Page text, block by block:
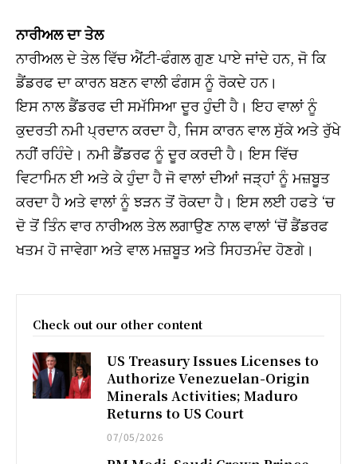
ਨਾਰੀਅਲ ਦਾ ਤੇਲ
ਨਾਰੀਅਲ ਦੇ ਤੇਲ ਵਿੱਚ ਐਂਟੀ-ਫੰਗਲ ਗੁਣ ਪਾਏ ਜਾਂਦੇ ਹਨ, ਜੋ ਕਿ
ਡੈਂਡਰਫ ਦਾ ਕਾਰਨ ਬਣਨ ਵਾਲੀ ਫੰਗਸ ਨੂੰ ਰੋਕਦੇ ਹਨ।
ਇਸ ਨਾਲ ਡੈਂਡਰਫ ਦੀ ਸਮੱਸਿਆ ਦੂਰ ਹੁੰਦੀ ਹੈ। ਇਹ ਵਾਲਾਂ ਨੂੰ
ਕੁਦਰਤੀ ਨਮੀ ਪ੍ਰਦਾਨ ਕਰਦਾ ਹੈ, ਜਿਸ ਕਾਰਨ ਵਾਲ ਸੁੱਕੇ ਅਤੇ ਰੁੱਖੇ
ਨਹੀਂ ਰਹਿੰਦੇ। ਨਮੀ ਡੈਂਡਰਫ ਨੂੰ ਦੂਰ ਕਰਦੀ ਹੈ। ਇਸ ਵਿੱਚ
ਵਿਟਾਮਿਨ ਈ ਅਤੇ ਕੇ ਹੁੰਦਾ ਹੈ ਜੋ ਵਾਲਾਂ ਦੀਆਂ ਜੜ੍ਹਾਂ ਨੂੰ ਮਜ਼ਬੂਤ
ਕਰਦਾ ਹੈ ਅਤੇ ਵਾਲਾਂ ਨੂੰ ਝੜਨ ਤੋਂ ਰੋਕਦਾ ਹੈ। ਇਸ ਲਈ ਹਫਤੇ ‘ਚ
ਦੋ ਤੋਂ ਤਿੰਨ ਵਾਰ ਨਾਰੀਅਲ ਤੇਲ ਲਗਾਉਣ ਨਾਲ ਵਾਲਾਂ ‘ਚੋਂ ਡੈਂਡਰਫ
ਖਤਮ ਹੋ ਜਾਵੇਗਾ ਅਤੇ ਵਾਲ ਮਜ਼ਬੂਤ ਅਤੇ ਸਿਹਤਮੰਦ ਹੋਣਗੇ।
Check out our other content
US Treasury Issues Licenses to
Authorize Venezuelan-Origin
Minerals Activities; Maduro
Returns to US Court
07/05/2026